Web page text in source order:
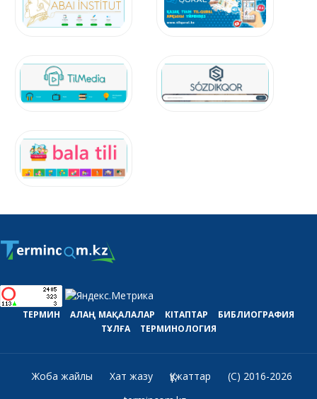
ТЕРМИН АЛАҢ МАҚАЛАЛАР КІТАПТАР
БИБЛИОГРАФИЯ
ТҰЛҒА
ТЕРМИНОЛОГИЯ
Жоба жайлы Хат жазу Құжаттар
(C) 2016-2026